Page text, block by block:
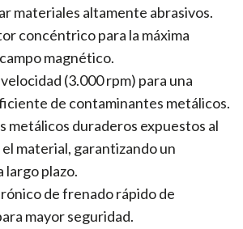
materiales altamente abrasivos.
concéntrico para la máxima
magnético.
(3.000 rpm) para una
de contaminantes metálicos.
metálicos duraderos expuestos al
material, garantizando un
largo plazo.
de frenado rápido de
mayor seguridad.